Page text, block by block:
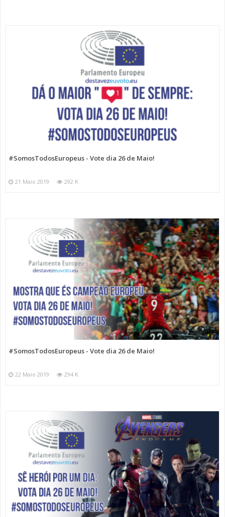
#SomosTodosEuropeus - Vote dia 26 de Maio!
21 Maio 2019 292 K
#SomosTodosEuropeus - Vote dia 26 de Maio!
22 Maio 2019 294 K